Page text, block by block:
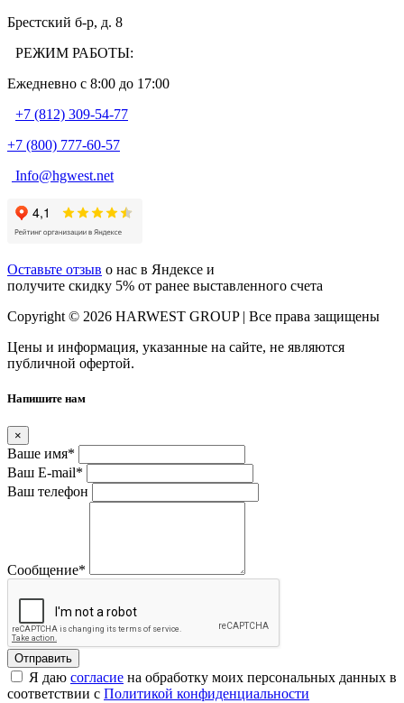
Брестский б-р, д. 8
РЕЖИМ РАБОТЫ:
Ежедневно c 8:00 до 17:00
+7 (812) 309-54-77
+7 (800) 777-60-57
Info@hgwest.net
Оставьте отзыв о нас в Яндексе и
получите скидку 5% от ранее выставленного счета
Copyright © 2026 HARWEST GROUP | Все права защищены
Цены и информация, указанные на сайте, не являются
публичной офертой.
Напишите нам
×
Ваше имя*
Ваш E-mail*
Ваш телефон
Сообщение*
Я даю согласие на обработку моих персональных данных в
соответствии с Политикой конфиденциальности